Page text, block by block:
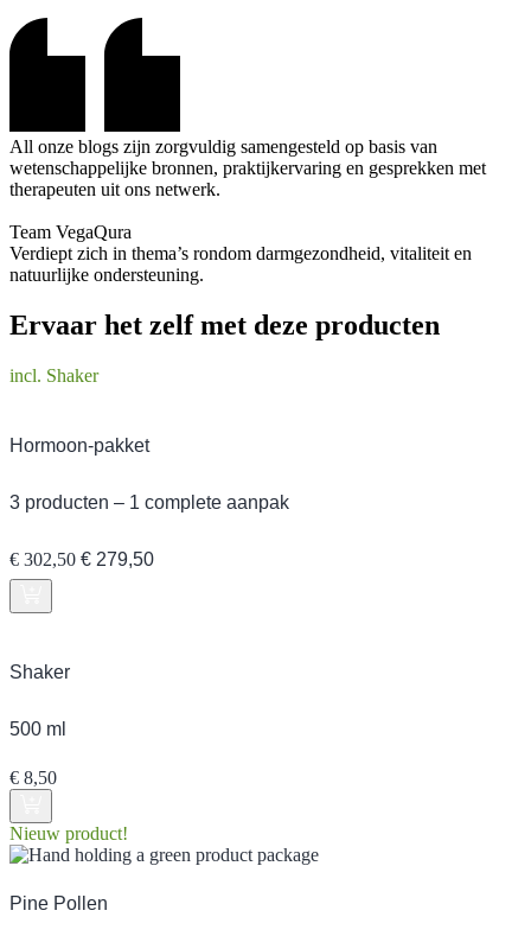
All onze blogs zijn zorgvuldig samengesteld op basis van
wetenschappelijke bronnen, praktijkervaring en gesprekken met
therapeuten uit ons netwerk.
Team VegaQura
Verdiept zich in thema’s rondom darmgezondheid, vitaliteit en
natuurlijke ondersteuning.
Ervaar het zelf met deze producten
incl. Shaker
Hormoon-pakket
3 producten – 1 complete aanpak
€ 302,50 Oorspronkelijke
prijs
€ 279,50
Shaker
500 ml
€ 8,50
Nieuw product!
Pine Pollen